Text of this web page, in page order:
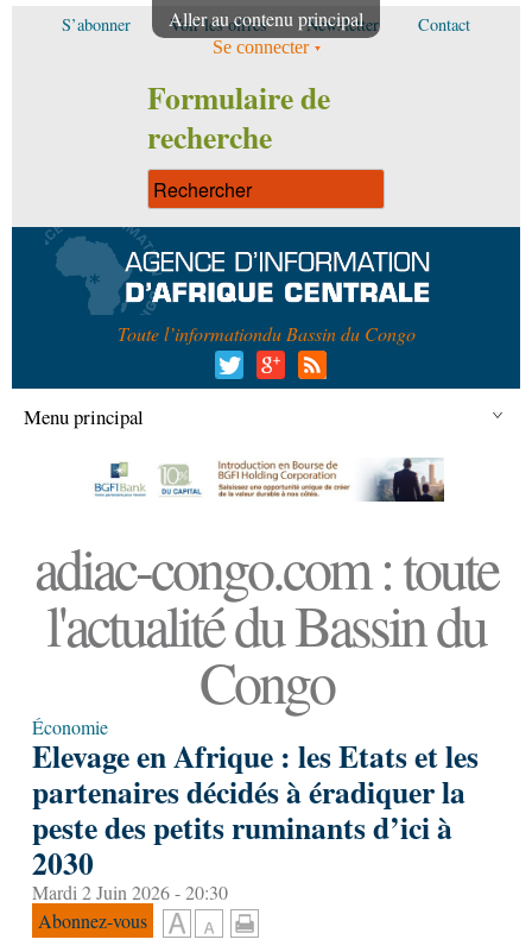
Aller au contenu principal
S’abonner Voir les offres Newsletter Contact
Se connecter
Formulaire de
recherche
Toute l’informationdu Bassin du Congo
Menu principal
adiac-congo.com : toute
l'actualité du Bassin du
Congo
Économie
Elevage en Afrique : les Etats et les
partenaires décidés à éradiquer la
peste des petits ruminants d’ici à
2030
Mardi 2 Juin 2026 - 20:30
Abonnez-vous